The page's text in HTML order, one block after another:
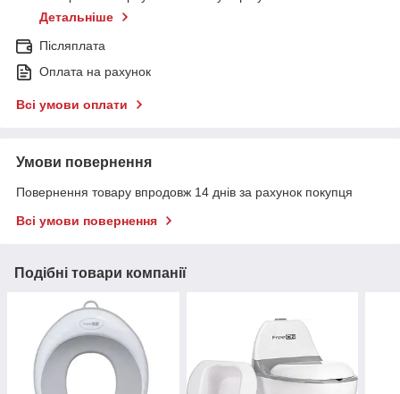
Детальніше
Післяплата
Оплата на рахунок
Всі умови оплати
Умови повернення
Повернення товару впродовж 14 днів за рахунок покупця
Всі умови повернення
Подібні товари компанії